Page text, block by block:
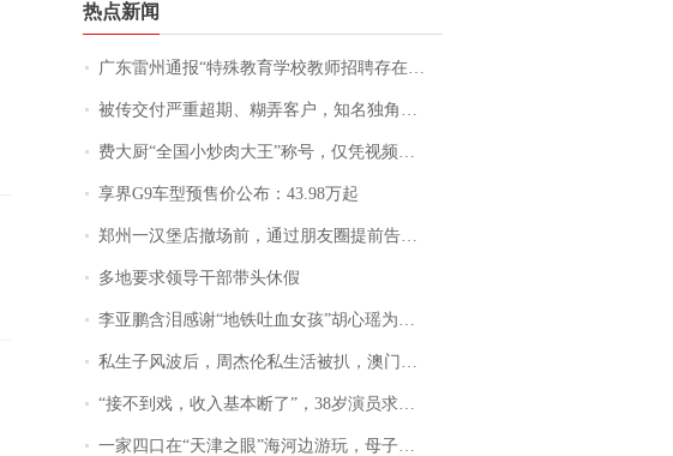
热点新闻
广东雷州通报“特殊教育学校教师招聘存在违规行为”：已启动问责程序 副校长被停职
被传交付严重超期、糊弄客户，知名独角兽车企创始人回应：都没证据，将依法采取措施，“本人长期与美国交管局保持沟通，对方表示肯定”
费大厨“全国小炒肉大王”称号，仅凭视频评出？中国烹饪协会回应
享界G9车型预售价公布：43.98万起
郑州一汉堡店撤场前，通过朋友圈提前告知逐一退费，有顾客仅剩1元也全被退回，分文不少；顾客：言而有信，让人感动
多地要求领导干部带头休假
李亚鹏含泪感谢“地铁吐血女孩”胡心瑶为嫣然天使捐99999元：这份捐赠太沉重，尊重其捐赠意愿，个人向胡心瑶和她的病友之家各捐赠99999元
私生子风波后，周杰伦私生活被扒，澳门输10亿传闻早已经水落石出
“接不到戏，收入基本断了”，38岁演员求职景区NPC：工作量断崖式下跌，留给我试错的时间不多了
一家四口在“天津之眼”海河边游玩，母子俩不幸溺亡